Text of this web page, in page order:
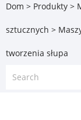
Dom > Produkty >
sztucznych >
tworzenia słupa